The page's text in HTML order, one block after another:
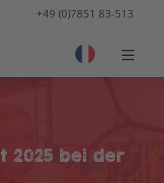
+49 (0)7851 83-513
2025 bei der